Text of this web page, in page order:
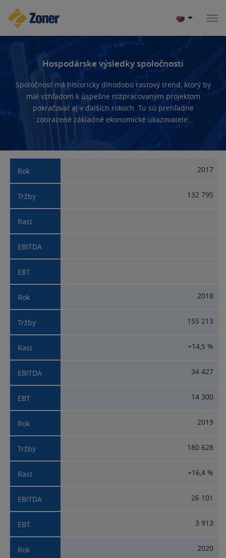
Hospodárske výsledky spoločnosti
Spoločnosť má historicky dlhodobo rastový trend, ktorý by
mal vzhľadom k úspešne rozpracovaným projektom
pokračovať aj v ďalších rokoch. Tu sú prehľadne
zobrazené základné ekonomické ukazovatele.
2017
132 795
2018
155 213
+14,5 %
34 427
14 300
2019
180 628
+16,4 %
26 101
3 913
2020